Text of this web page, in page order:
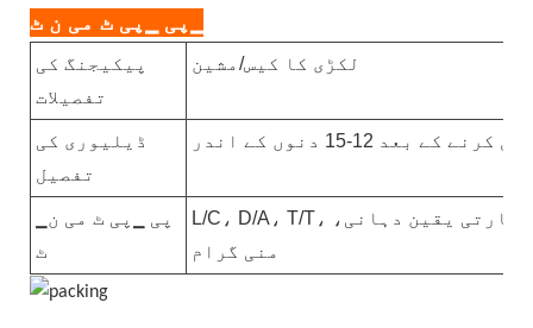
▁پی ▁پی ٹ می ن ٹ
پیکیجنگ کی
تفصیلات
لکڑی کا کیس/مشین
ڈیلیوری کی
تفصیل
کے بعد 12-15 دنوں کے اندر
ٹ
L/C، D/A، T/T، پے پال، ویسٹرن یونین، تجارتی یقین دہانی،
منی گرام